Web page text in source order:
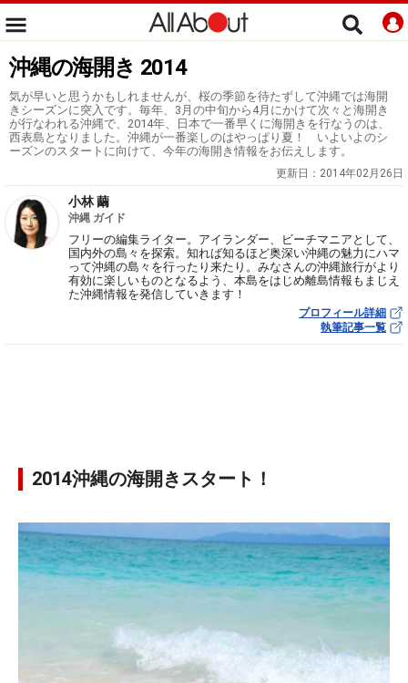
沖縄の海開き 2014
気が早いと思うかもしれませんが、桜の季節を待たずして沖縄では海開
きシーズンに突入です。毎年、3月の中旬から4月にかけて次々と海開き
が行なわれる沖縄で、2014年、日本で一番早くに海開きを行なうのは、
西表島となりました。沖縄が一番楽しのはやっぱり夏！ いよいよのシ
ーズンのスタートに向けて、今年の海開き情報をお伝えします。
更新日： 2014年02月26日
小林 繭
沖縄 ガイド
フリーの編集ライター。アイランダー、ビーチマニアとして、
国内外の島々を探索。知れば知るほど奥深い沖縄の魅力にハマ
って沖縄の島々を行ったり来たり。みなさんの沖縄旅行がより
有効に楽しいものとなるよう、本島をはじめ離島情報もまじえ
た沖縄情報を発信していきます！
プロフィール詳細
執筆記事一覧
2014沖縄の海開きスタート！